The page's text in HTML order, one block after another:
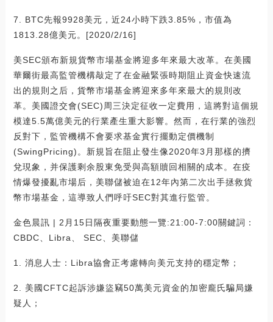
7. BTC先報9928美元，近24小時下跌3.85%，市值為
1813.28億美元。[2020/2/16]
美SEC頒布新規貨幣市場基金將迎多年來最大改革。在美國
華爾街最高監管機構敲定了在金融緊張時期阻止資金快速流
出的規則之后，貨幣市場基金將迎來多年來最大的規則改
革。美國證交會(SEC)周三決定征收一定費用，這將對這個規
模達5.5萬億美元的行業產生重大影響。然而，在行業的強烈
反對下，監管機構不會要求基金實行擺動定價機制
(SwingPricing)。新規旨在阻止發生像2020年3月那樣的擠
兌現象，并保護剩余股東免受與高額贖回相關的成本。在疫
情爆發擾亂市場后，美聯儲被迫在12年內第二次出手拯救貨
幣市場基金，這導致人們呼吁SEC對其進行監管。
金色晨訊 | 2月15日隔夜重要動態一覽:21:00-7:00關鍵詞：
CBDC、Libra、 SEC、美聯儲
1. 消息人士：Libra協會正考慮轉向美元支持的穩定幣；
2. 美國CFTC起訴涉嫌盜竊50萬美元資金的加密龐氏騙局嫌
疑人；